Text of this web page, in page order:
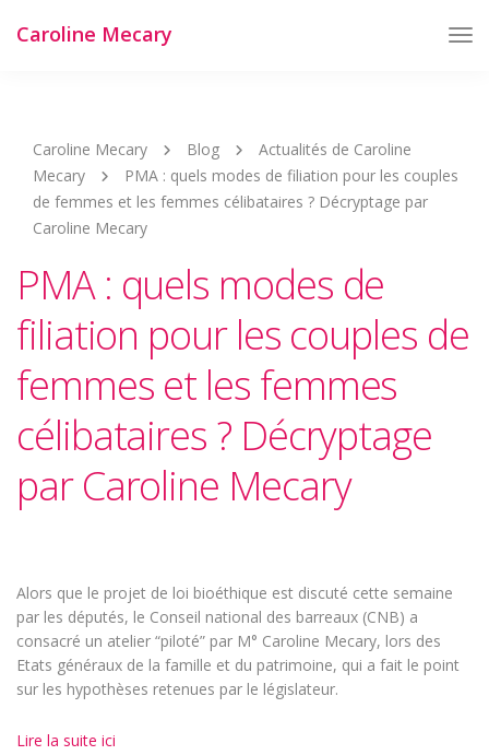
Caroline Mecary
Caroline Mecary Blog
Actualités de Caroline
Mecary
PMA : quels modes de filiation pour les couples
de femmes et les femmes célibataires ? Décryptage par
Caroline Mecary
PMA : quels modes de
filiation pour les couples de
femmes et les femmes
célibataires ? Décryptage
par Caroline Mecary
Alors que le projet de loi bioéthique est discuté cette semaine
par les députés, le Conseil national des barreaux (CNB) a
consacré un atelier “piloté” par M° Caroline Mecary, lors des
Etats généraux de la famille et du patrimoine, qui a fait le point
sur les hypothèses retenues par le législateur.
Lire la suite ici